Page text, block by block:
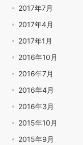
2017年7月
2017年4月
2017年1月
2016年10月
2016年7月
2016年4月
2016年3月
2015年10月
2015年9月